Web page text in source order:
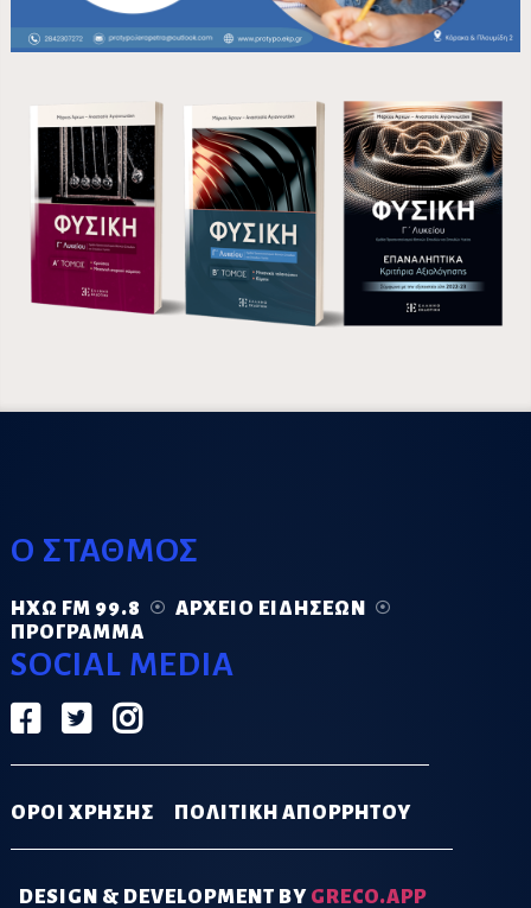
Ο ΣΤΑΘΜΟΣ
ΗΧΏ FM 99.8
ΑΡΧΕΊΟ ΕΙΔΉΣΕΩΝ
ΠΡΌΓΡΑΜΜΑ
SOCIAL MEDIA
ΟΡΟΙ ΧΡΗΣΗΣ ΠΟΛΙΤΙΚΗ ΑΠΟΡΡΗΤΟΥ
DESIGN & DEVELOPMENT BY GRECO.APP